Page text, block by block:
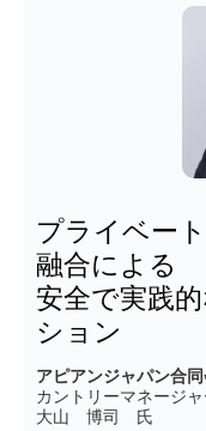
プライベー
融合による
安全で実践
ション
アピアンジャパン合
カントリーマネージャ
大山 博司 氏